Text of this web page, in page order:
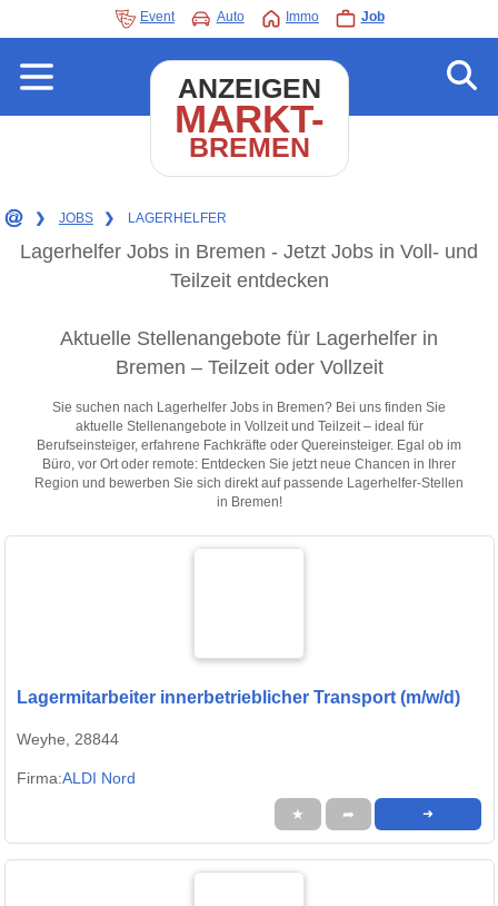
Event Auto Immo Job
ANZEIGEN
MARKT-
BREMEN
❯ JOBS ❯ LAGERHELFER
Lagerhelfer Jobs in Bremen - Jetzt Jobs in Voll- und
Teilzeit entdecken
Aktuelle Stellenangebote für Lagerhelfer in
Bremen – Teilzeit oder Vollzeit
Sie suchen nach Lagerhelfer Jobs in Bremen? Bei uns finden Sie
aktuelle Stellenangebote in Vollzeit und Teilzeit – ideal für
Berufseinsteiger, erfahrene Fachkräfte oder Quereinsteiger. Egal ob im
Büro, vor Ort oder remote: Entdecken Sie jetzt neue Chancen in Ihrer
Region und bewerben Sie sich direkt auf passende Lagerhelfer-Stellen
in Bremen!
Lagermitarbeiter innerbetrieblicher Transport (m/w/d)
Weyhe, 28844
Firma:ALDI Nord
★ ➦ ➜